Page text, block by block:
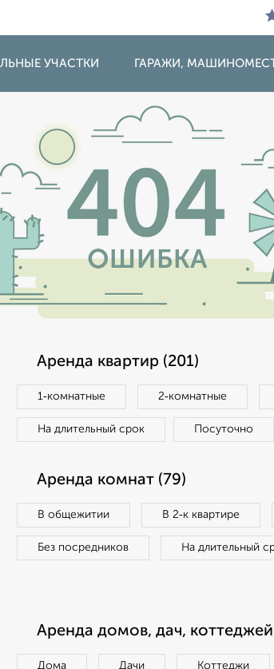
УЧАСТКИ ГАРАЖИ,
Аренда квартир (201)
1‑комнатные 2‑комнатные
На длительный срок Посуточно
Аренда комнат (79)
В общежитии В 2‑к квартире
Без посредников На длительный
Аренда домов, дач, коттеджей
Дома Дачи Коттеджи